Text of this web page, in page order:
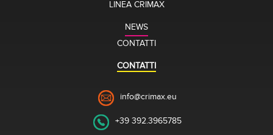
LINEA CRIMAX
NEWS
CONTATTI
CONTATTI
info@crimax.eu
+39 392.3965785